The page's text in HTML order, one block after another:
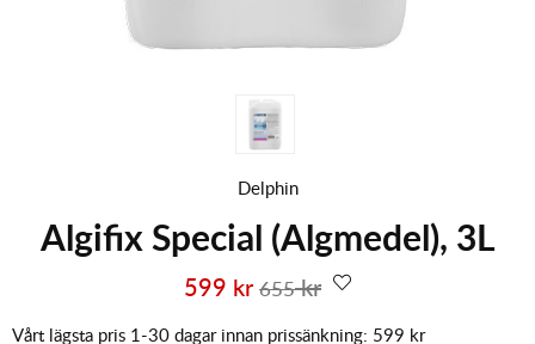
Delphin
Algifix Special (Algmedel), 3L
655kr
599 kr
Vårt lägsta pris 1-30 dagar innan prissänkning: 599 kr